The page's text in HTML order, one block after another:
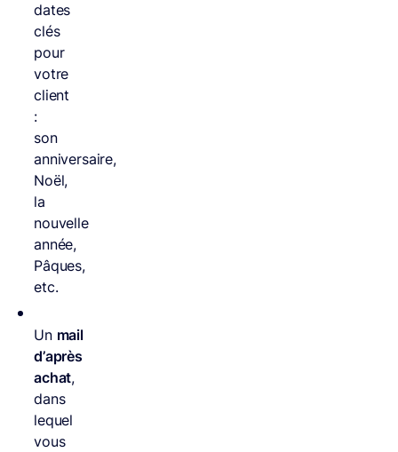
dates
clés
pour
votre
client
:
son
anniversaire,
Noël,
la
nouvelle
année,
Pâques,
etc.
Un mail
d’après
achat,
dans
lequel
vous